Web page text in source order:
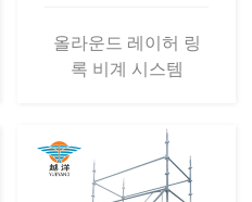
올라운드 레이허 링
록 비계 시스템